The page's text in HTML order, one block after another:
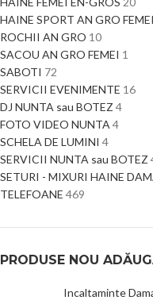
HAINE SPORT AN GRO FEMEI
ROCHII AN GRO 10
SACOU AN GRO FEMEI 1
SABOTI 72
SERVICII EVENIMENTE 16
DJ NUNTA sau BOTEZ 4
FOTO VIDEO NUNTA 4
SCHELA DE LUMINI 4
SERVICII NUNTA sau BOTEZ
SETURI - MIXURI HAINE
TELEFOANE 469
PRODUSE NOU
Incaltaminte